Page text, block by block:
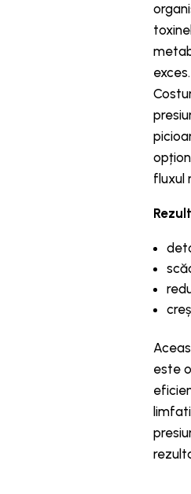
exces.
fluxul
este